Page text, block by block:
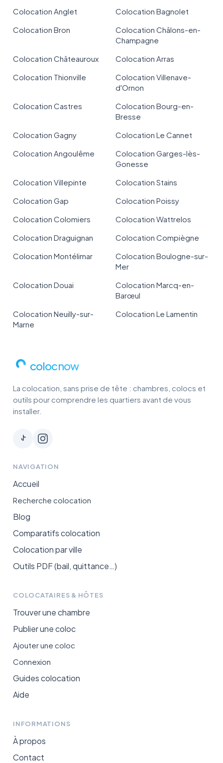
Colocation Anglet
Colocation Bagnolet
Colocation Bron
Colocation Châlons-en-
Champagne
Colocation Châteauroux
Colocation Arras
Colocation Thionville
Colocation Villenave-
d'Ornon
Colocation Castres
Colocation Bourg-en-
Bresse
Colocation Gagny
Colocation Le Cannet
Colocation Angoulême
Colocation Garges-lès-
Gonesse
Colocation Villepinte
Colocation Stains
Colocation Gap
Colocation Poissy
Colocation Colomiers
Colocation Wattrelos
Colocation Draguignan
Colocation Compiègne
Colocation Montélimar
Colocation Boulogne-sur-
Mer
Colocation Douai
Colocation Marcq-en-
Barœul
Colocation Neuilly-sur-
Marne
Colocation Le Lamentin
colocnow
La colocation, sans prise de tête : chambres, colocs et
outils pour comprendre les quartiers avant de vous
installer.
NAVIGATION
Accueil
Recherche colocation
Blog
Comparatifs colocation
Colocation par ville
Outils PDF (bail, quittance…)
COLOCATAIRES & HÔTES
Trouver une chambre
Publier une coloc
Ajouter une coloc
Connexion
Guides colocation
Aide
INFORMATIONS
À propos
Contact